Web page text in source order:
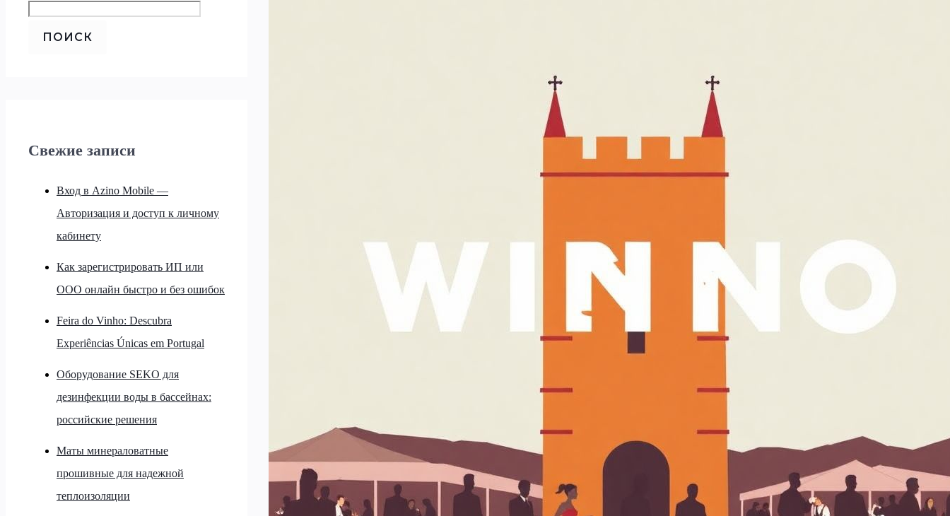
ПОИСК
Свежие записи
Вход в Azino Mobile —
Авторизация и доступ к личному
кабинету
Как зарегистрировать ИП или
ООО онлайн быстро и без ошибок
Feira do Vinho: Descubra
Experiências Únicas em Portugal
Оборудование SEKO для
дезинфекции воды в бассейнах:
российские решения
Маты минераловатные
прошивные для надежной
теплоизоляции